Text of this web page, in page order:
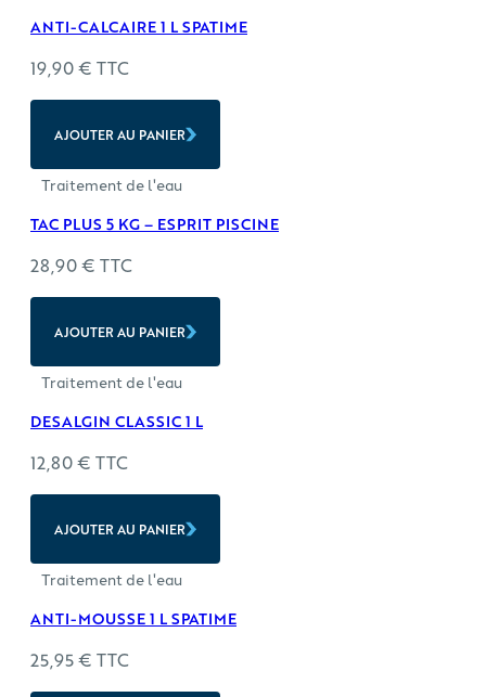
ANTI-CALCAIRE 1 L SPATIME
19,90€ TTC
AJOUTER AU PANIER
Traitement de l'eau
TAC PLUS 5 KG – ESPRIT PISCINE
28,90€ TTC
AJOUTER AU PANIER
Traitement de l'eau
DESALGIN CLASSIC 1 L
12,80€ TTC
AJOUTER AU PANIER
Traitement de l'eau
ANTI-MOUSSE 1 L SPATIME
25,95€ TTC